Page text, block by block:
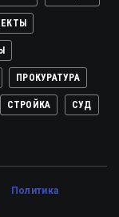
ПРОКУРАТУРА
СТРОЙКА СУД
Политика